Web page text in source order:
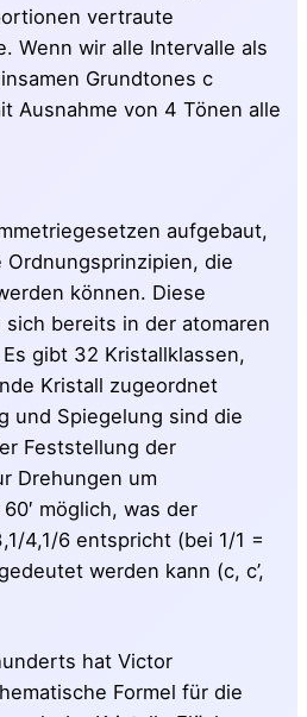
vertraute
Wenn wir alle Intervalle als
Grundtones c
Ausnahme von 4 Tönen alle
aufgebaut,
die
können. Diese
bereits in der atomaren
gibt 32 Kristallklassen,
Kristall zugeordnet
und Spiegelung sind die
Feststellung der
Drehungen um
60′ möglich, was der
4,1/6 entspricht (bei 1/1 =
werden kann (c, c’,
hat Victor
Formel für die